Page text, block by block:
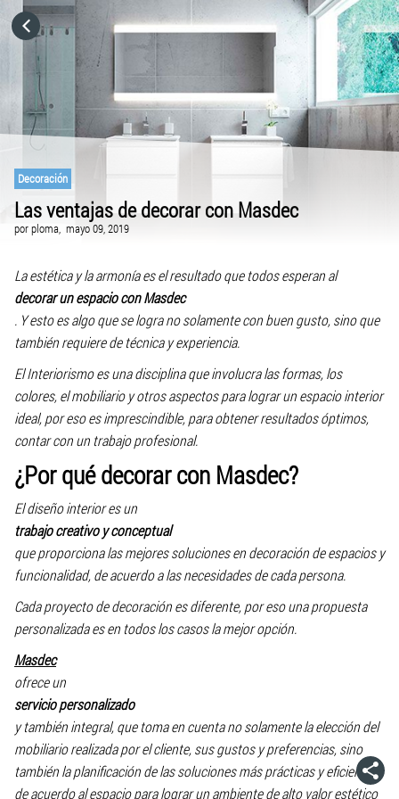
Decoración
Las ventajas de decorar con Masdec
porploma, mayo 09, 2019
La estética y la armonía es el resultado que todos esperan al
decorar un espacio con Masdec
. Y esto es algo que se logra no solamente con buen gusto, sino que
también requiere de técnica y experiencia.
El Interiorismo es una disciplina que involucra las formas, los
colores, el mobiliario y otros aspectos para lograr un espacio interior
ideal, por eso es imprescindible, para obtener resultados óptimos,
contar con un trabajo profesional.
¿Por qué decorar con Masdec?
El diseño interior es un
trabajo creativo y conceptual
que proporciona las mejores soluciones en decoración de espacios y
funcionalidad, de acuerdo a las necesidades de cada persona.
Cada proyecto de decoración es diferente, por eso una propuesta
personalizada es en todos los casos la mejor opción.
Masdec
ofrece un
servicio personalizado
y también integral, que toma en cuenta no solamente la elección del
mobiliario realizada por el cliente, sus gustos y preferencias, sino
también la planificación de las soluciones más prácticas y eficientes
de acuerdo al espacio para lograr un ambiente de alto valor estético
HOME
CATEGORÍAS
IR A
VISITA EL SITIO WEB